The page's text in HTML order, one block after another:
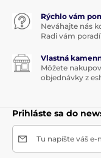
Rýchlo vám
Neváhajte nás
Radi vám
Vlastná
Môžete
objednávky z
Prihláste sa do
Tu napíšte váš e-